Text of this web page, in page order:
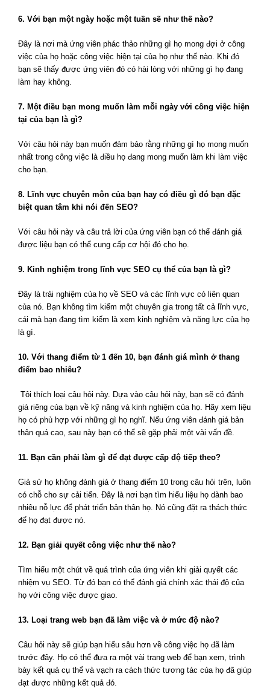
6. Với bạn một ngày hoặc một tuần sẽ như thế nào?
Đây là nơi mà ứng viên phác thảo những gì họ mong đợi ở công
việc của họ hoặc công việc hiện tại của họ như thế nào. Khi đó
bạn sẽ thấy được ứng viên đó có hài lòng với những gì họ đang
làm hay không.
7. Một điều bạn mong muốn làm mỗi ngày với công việc hiện
tại của bạn là gì?
Với câu hỏi này bạn muốn đảm bảo rằng những gì họ mong muốn
nhất trong công việc là điều họ đang mong muốn làm khi làm việc
cho bạn.
8. Lĩnh vực chuyên môn của bạn hay có điều gì đó bạn đặc
biệt quan tâm khi nói đến SEO?
Với câu hỏi này và câu trả lời của ứng viên bạn có thể đánh giá
được liệu bạn có thể cung cấp cơ hội đó cho họ.
9. Kinh nghiệm trong lĩnh vực SEO cụ thể của bạn là gì?
Đây là trải nghiệm của họ về SEO và các lĩnh vực có liên quan
của nó. Bạn không tìm kiếm một chuyên gia trong tất cả lĩnh vực,
cái mà bạn đang tìm kiếm là xem kinh nghiệm và năng lực của họ
là gì.
10. Với thang điểm từ 1 đến 10, bạn đánh giá mình ở thang
điểm bao nhiêu?
Tôi thích loại câu hỏi này. Dựa vào câu hỏi này, bạn sẽ có đánh
giá riêng của bạn về kỹ năng và kinh nghiệm của họ. Hãy xem liệu
họ có phù hợp với những gì họ nghĩ. Nếu ứng viên đánh giá bản
thân quá cao, sau này bạn có thể sẽ gặp phải một vài vấn đề.
11. Bạn cần phải làm gì để đạt được cấp độ tiếp theo?
Giả sử họ không đánh giá ở thang điểm 10 trong câu hỏi trên, luôn
có chỗ cho sự cải tiến. Đây là nơi bạn tìm hiểu liệu họ dành bao
nhiêu nỗ lực để phát triển bản thân họ. Nó cũng đặt ra thách thức
để họ đạt được nó.
12. Bạn giải quyết công việc như thế nào?
Tìm hiểu một chút về quá trình của ứng viên khi giải quyết các
nhiệm vụ SEO. Từ đó bạn có thể đánh giá chính xác thái độ của
họ với công việc được giao.
13. Loại trang web bạn đã làm việc và ở mức độ nào?
Câu hỏi này sẽ giúp bạn hiểu sâu hơn về công việc họ đã làm
trước đây. Họ có thể đưa ra một vài trang web để bạn xem, trình
bày kết quả cụ thể và vạch ra cách thức tương tác của họ đã giúp
đạt được những kết quả đó.